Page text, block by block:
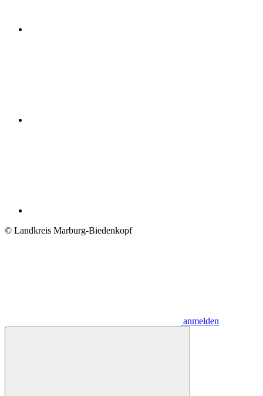
© Landkreis Marburg-Biedenkopf
anmelden